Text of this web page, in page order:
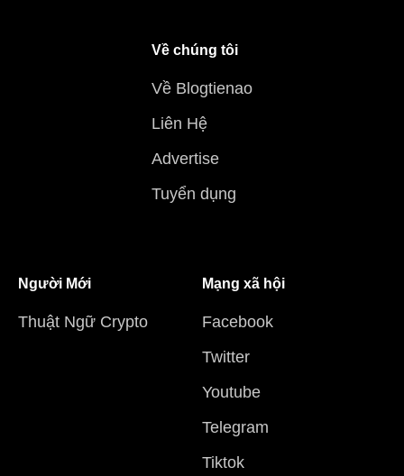
Về chúng tôi
Về Blogtienao
Liên Hệ
Advertise
Tuyển dụng
Người Mới
Thuật Ngữ Crypto
Mạng xã hội
Facebook
Twitter
Youtube
Telegram
Tiktok